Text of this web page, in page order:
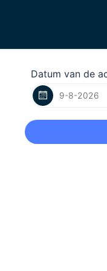
Datum van de